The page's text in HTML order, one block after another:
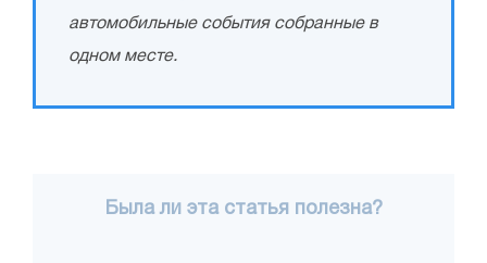
автомобильные события собранные в
одном месте.
Была ли эта статья полезна?